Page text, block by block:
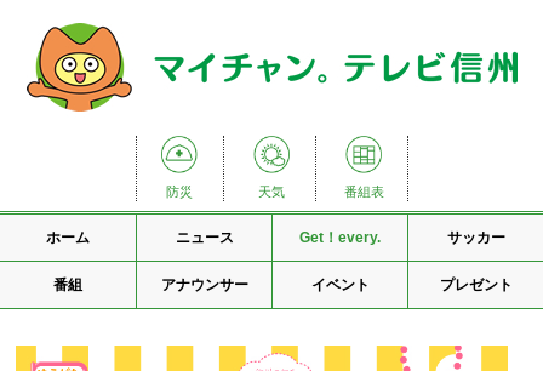
防災 天気 番組表
ホーム ニュース Get！every. サッカー
番組 アナウンサー イベント プレゼント